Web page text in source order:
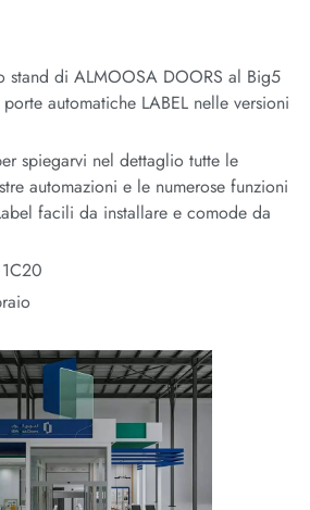
stand di ALMOOSA DOORS al Big5
automatiche LABEL nelle versioni
spiegarvi nel dettaglio tutte le
automazioni e le numerose funzioni
facili da installare e comode da